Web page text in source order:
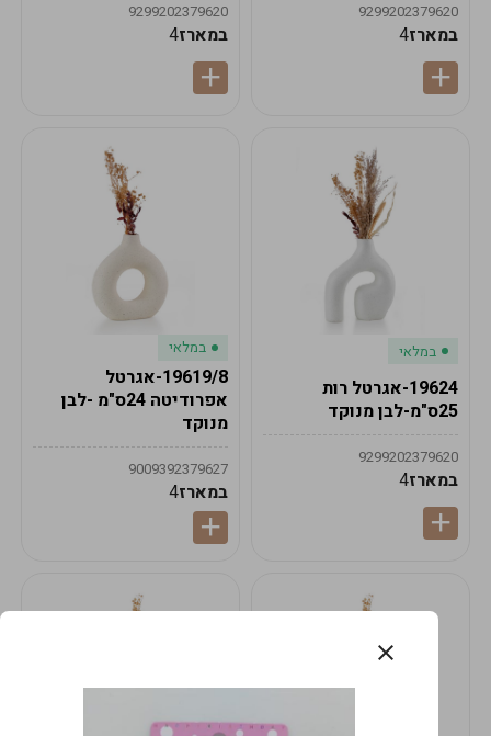
9299202379620
במארז4
9299202379620
במארז4
במלאי
19624-אגרטל רות
25ס"מ-לבן מנוקד
9299202379620
במארז4
במלאי
19619/8-אגרטל
אפרודיטה 24ס"מ -לבן
מנוקד
9009392379627
במארז4